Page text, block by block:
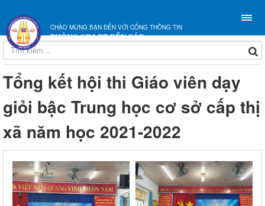
CHÀO MỪNG BẠN ĐẾN VỚI CỔNG THÔNG TIN
PHÒNG GD&ĐT BẾN CÁT
Tổng kết hội thi Giáo viên dạy
giỏi bậc Trung học cơ sở cấp thị
xã năm học 2021-2022